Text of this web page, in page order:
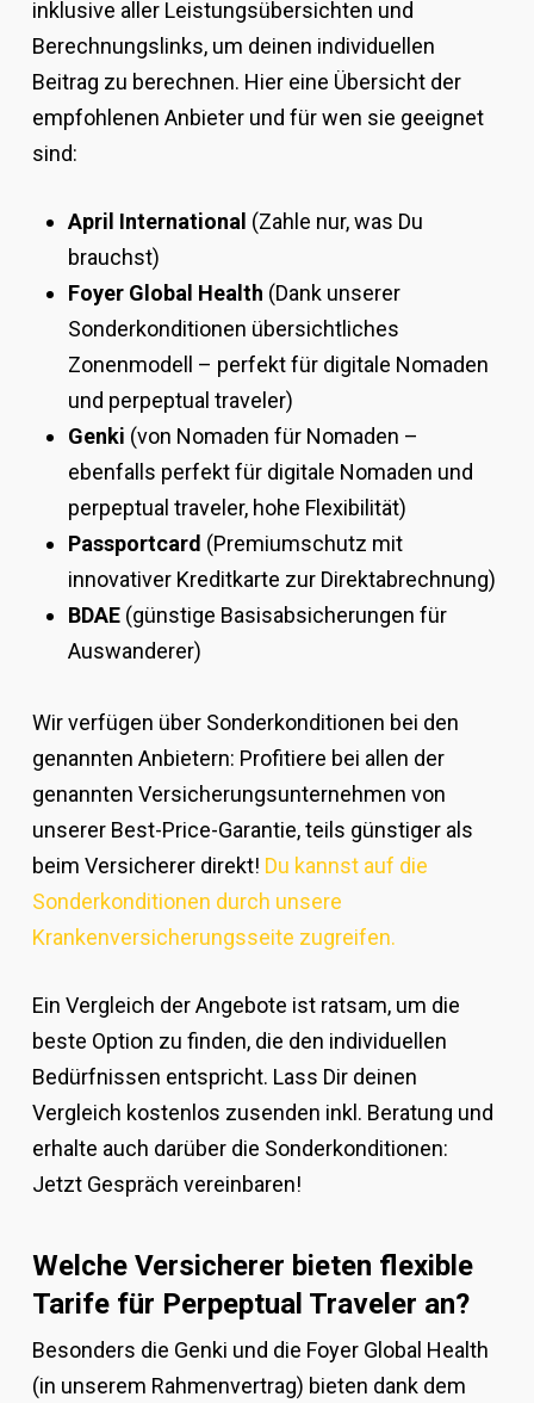
inklusive aller Leistungsübersichten und
Berechnungslinks, um deinen individuellen
Beitrag zu berechnen. Hier eine Übersicht der
empfohlenen Anbieter und für wen sie geeignet
sind:
April International (Zahle nur, was Du
brauchst)
Foyer Global Health (Dank unserer
Sonderkonditionen übersichtliches
Zonenmodell – perfekt für digitale Nomaden
und perpeptual traveler)
Genki (von Nomaden für Nomaden –
ebenfalls perfekt für digitale Nomaden und
perpeptual traveler, hohe Flexibilität)
Passportcard (Premiumschutz mit
innovativer Kreditkarte zur Direktabrechnung)
BDAE (günstige Basisabsicherungen für
Auswanderer)
Wir verfügen über Sonderkonditionen bei den
genannten Anbietern: Profitiere bei allen der
genannten Versicherungsunternehmen von
unserer Best-Price-Garantie, teils günstiger als
beim Versicherer direkt! Du kannst auf die
Sonderkonditionen durch unsere
Krankenversicherungsseite zugreifen.
Ein Vergleich der Angebote ist ratsam, um die
beste Option zu finden, die den individuellen
Bedürfnissen entspricht. Lass Dir deinen
Vergleich kostenlos zusenden inkl. Beratung und
erhalte auch darüber die Sonderkonditionen:
Jetzt Gespräch vereinbaren!
Welche Versicherer bieten flexible
Tarife für Perpeptual Traveler an?
Besonders die Genki und die Foyer Global Health
(in unserem Rahmenvertrag) bieten dank dem